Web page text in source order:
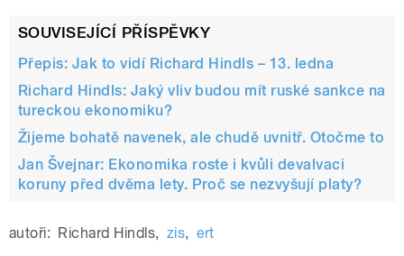
SOUVISEJÍCÍ PŘÍSPĚVKY
Přepis: Jak to vidí Richard Hindls – 13. ledna
Richard Hindls: Jaký vliv budou mít ruské sankce na
tureckou ekonomiku?
Žijeme bohatě navenek, ale chudě uvnitř. Otočme to
Jan Švejnar: Ekonomika roste i kvůli devalvaci
koruny před dvěma lety. Proč se nezvyšují platy?
autoři: Richard Hindls, zis, ert